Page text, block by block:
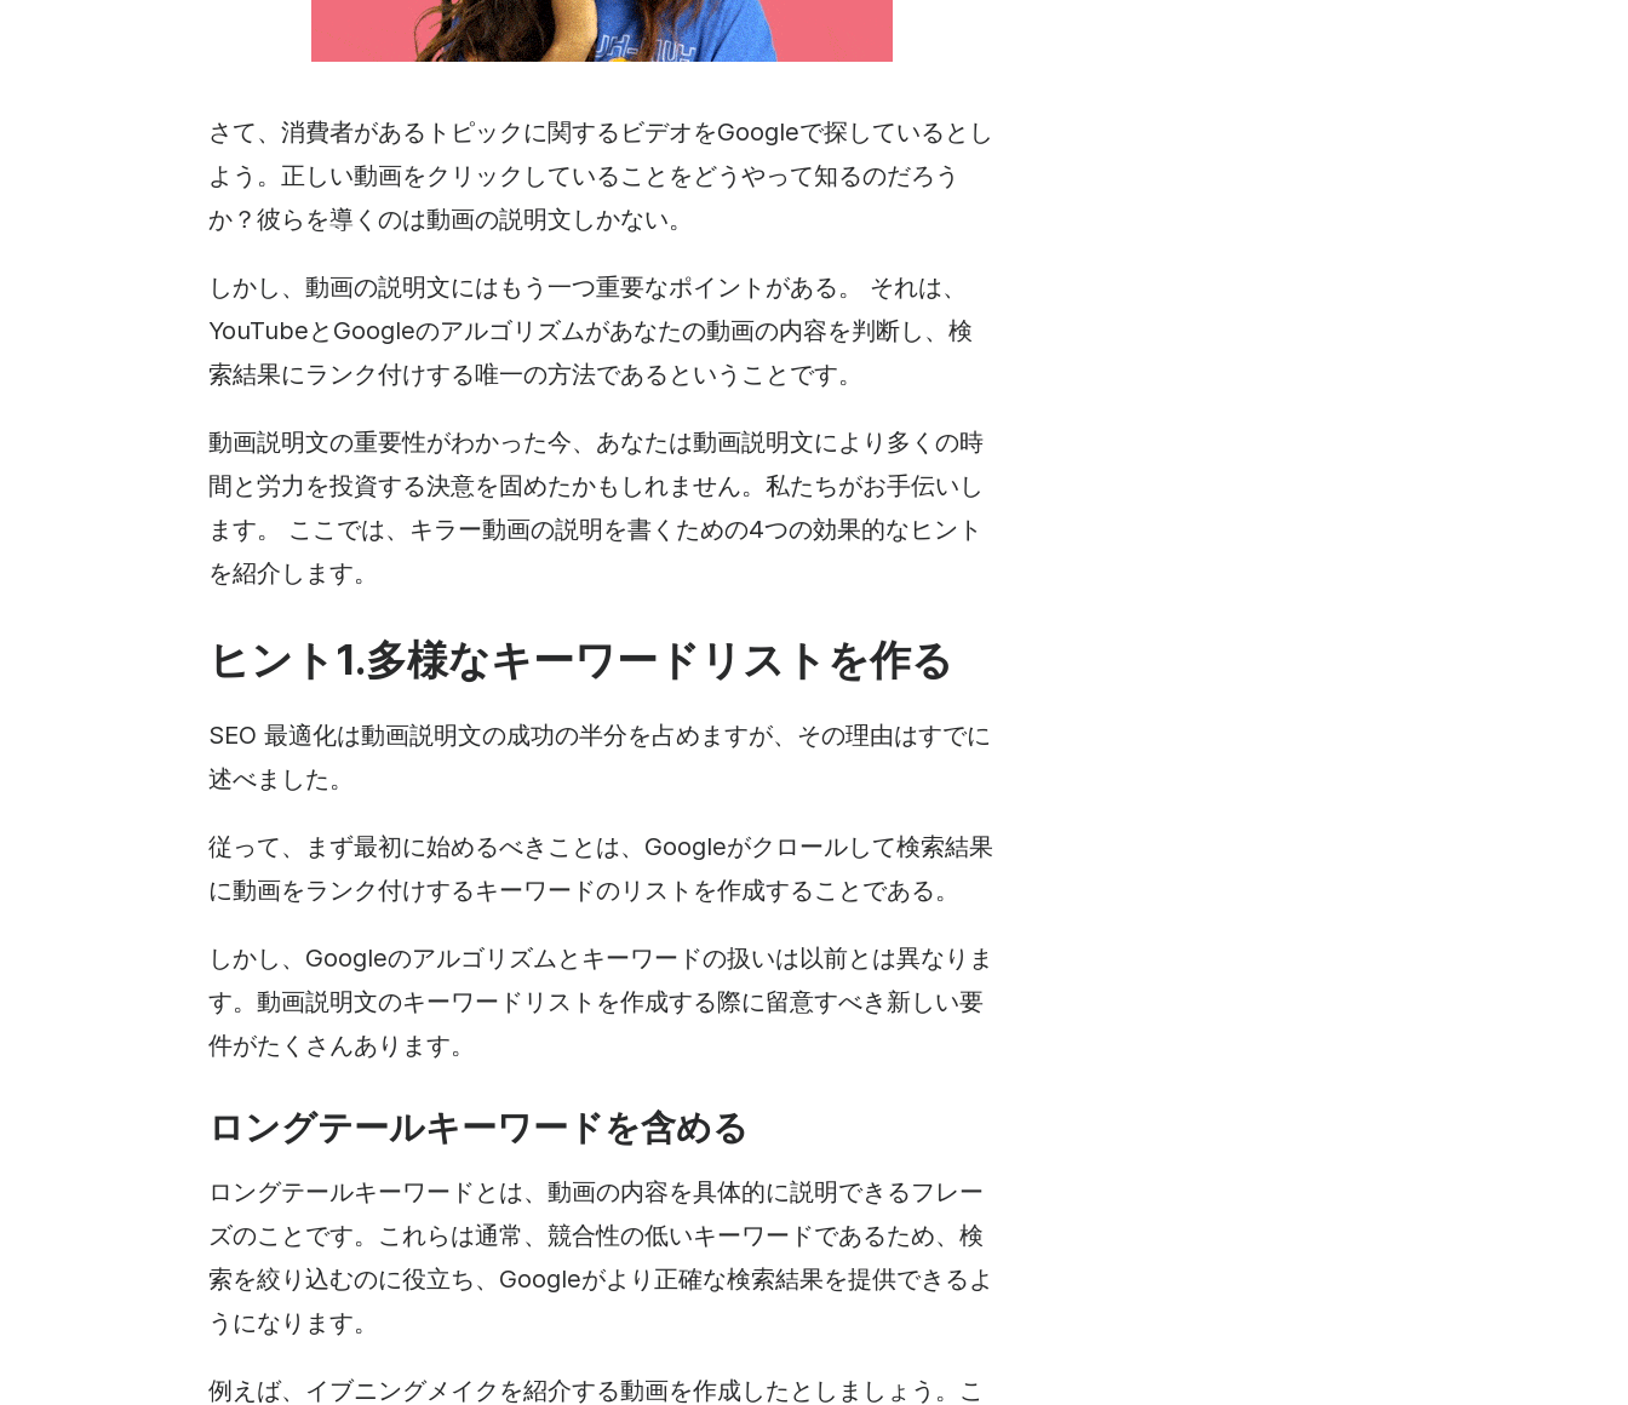
さて、消費者があるトピックに関するビデオをGoogleで探しているとし
よう。正しい動画をクリックしていることをどうやって知るのだろう
か？彼らを導くのは動画の説明文しかない。
しかし、動画の説明文にはもう一つ重要なポイントがある。 それは、
YouTubeとGoogleのアルゴリズムがあなたの動画の内容を判断し、検
索結果にランク付けする唯一の方法であるということです。
動画説明文の重要性がわかった今、あなたは動画説明文により多くの時
間と労力を投資する決意を固めたかもしれません。私たちがお手伝いし
ます。 ここでは、キラー動画の説明を書くための4つの効果的なヒント
を紹介します。
ヒント1.多様なキーワード リストを作る
SEO 最適化は動画説明文の成功の半分を占めますが、その理由はすでに
述べました。
従って、まず最初に始めるべきことは、Googleがクロールして検索結果
に動画をランク付けするキーワードのリストを作成することである。
しかし、Googleのアルゴリズムとキーワードの扱いは以前とは異なりま
す。動画説明文のキーワードリストを作成する際に留意すべき新しい要
件がたくさんあります。
ロングテールキーワードを含める
ロングテールキーワードとは、動画の内容を具体的に説明できるフレー
ズのことです。これらは通常、競合性の低いキーワードであるため、検
索を絞り込むのに役立ち、Googleがより正確な検索結果を提供できるよ
うになります。
例えば、イブニングメイクを紹介する動画を作成したとしましょう。こ